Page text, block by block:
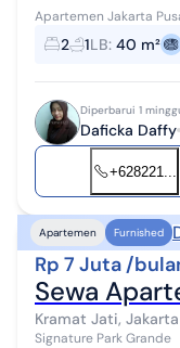
Apartemen Jakarta Pusat Disewakan di wilayah yang
Dengan kategorinya adalah
Kamar Mandi: 1 - Ser...
2 1LB: 40 m²
Diperbarui 1
Daficka Daffy
+628221...
Apartemen Furnished
Rp 7 Juta /
Sewa
Kramat Jati,
Signature Park Grande